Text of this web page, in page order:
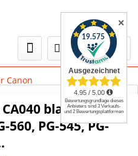
Select Language▼
Canon
black pigm.
560, PG-545, PG-
✕